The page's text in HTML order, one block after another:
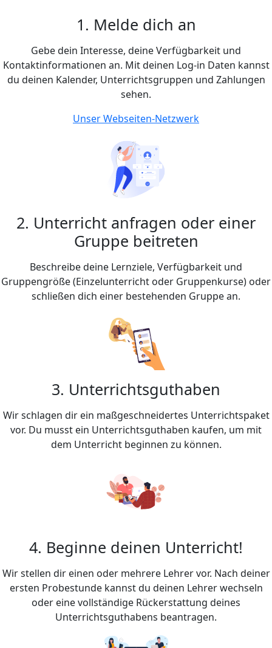
1. Melde dich an
Gebe dein Interesse, deine Verfügbarkeit und
Kontaktinformationen an. Mit deinen Log-in Daten kannst
du deinen Kalender, Unterrichtsgruppen und Zahlungen
sehen.
Unser Webseiten-Netzwerk
2. Unterricht anfragen oder einer
Gruppe beitreten
Beschreibe deine Lernziele, Verfügbarkeit und
Gruppengröße (Einzelunterricht oder Gruppenkurse) oder
schließen dich einer bestehenden Gruppe an.
3. Unterrichtsguthaben
Wir schlagen dir ein maßgeschneidertes Unterrichtspaket
vor. Du musst ein Unterrichtsguthaben kaufen, um mit
dem Unterricht beginnen zu können.
4. Beginne deinen Unterricht!
Wir stellen dir einen oder mehrere Lehrer vor. Nach deiner
ersten Probestunde kannst du deinen Lehrer wechseln
oder eine vollständige Rückerstattung deines
Unterrichtsguthabens beantragen.